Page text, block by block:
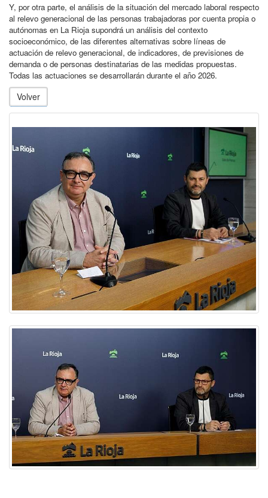
Y, por otra parte, el análisis de la situación del mercado laboral respecto
al relevo generacional de las personas trabajadoras por cuenta propia o
autónomas en La Rioja supondrá un análisis del contexto
socioeconómico, de las diferentes alternativas sobre líneas de
actuación de relevo generacional, de indicadores, de previsiones de
demanda o de personas destinatarias de las medidas propuestas.
Todas las actuaciones se desarrollarán durante el año 2026.
Volver